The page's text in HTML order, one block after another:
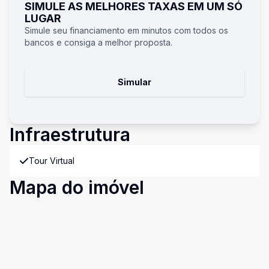
SIMULE AS MELHORES TAXAS EM UM SÓ
LUGAR
Simule seu financiamento em minutos com todos os
bancos e consiga a melhor proposta.
Simular
Infraestrutura
Tour Virtual
Mapa do imóvel